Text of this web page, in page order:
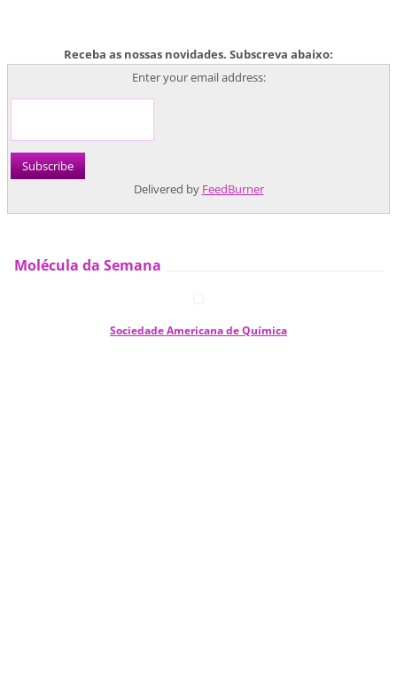
Receba as nossas novidades. Subscreva abaixo:
Enter your email address:
Delivered by FeedBurner
Molécula da Semana
Sociedade Americana de Química